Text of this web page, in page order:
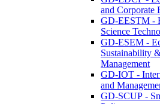
and Corporate
GD-EESTM -
Science
GD-ESEM -
Sustainability
Management
GD-IOT -
and
GD-SCUP -